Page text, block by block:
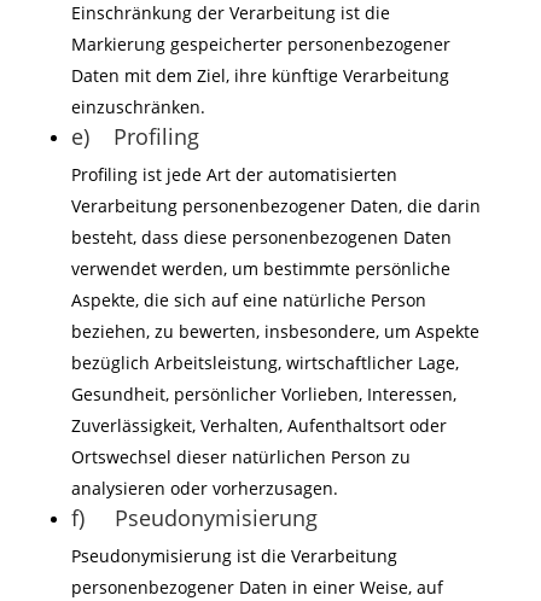
Einschränkung der Verarbeitung ist die
Markierung gespeicherter personenbezogener
Daten mit dem Ziel, ihre künftige Verarbeitung
einzuschränken.
e) Profiling
Profiling ist jede Art der automatisierten
Verarbeitung personenbezogener Daten, die darin
besteht, dass diese personenbezogenen Daten
verwendet werden, um bestimmte persönliche
Aspekte, die sich auf eine natürliche Person
beziehen, zu bewerten, insbesondere, um Aspekte
bezüglich Arbeitsleistung, wirtschaftlicher Lage,
Gesundheit, persönlicher Vorlieben, Interessen,
Zuverlässigkeit, Verhalten, Aufenthaltsort oder
Ortswechsel dieser natürlichen Person zu
analysieren oder vorherzusagen.
f) Pseudonymisierung
Pseudonymisierung ist die Verarbeitung
personenbezogener Daten in einer Weise, auf